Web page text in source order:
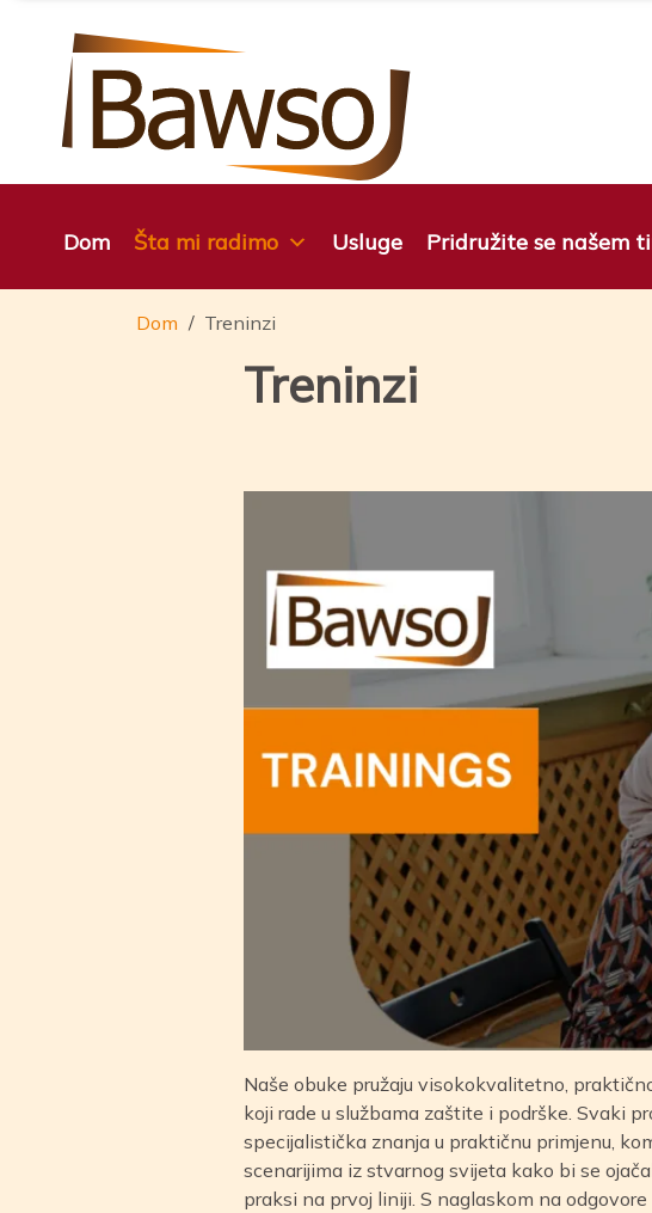
Dom Šta mi radimo Usluge Pridružite se našem
Dom Treninzi
Treninzi
Naše obuke pružaju visokokvalitetno,
koji rade u službama zaštite i podrške. Svaki
specijalistička znanja u praktičnu primjenu,
scenarijima iz stvarnog svijeta kako bi se
praksi na prvoj liniji. S naglaskom na